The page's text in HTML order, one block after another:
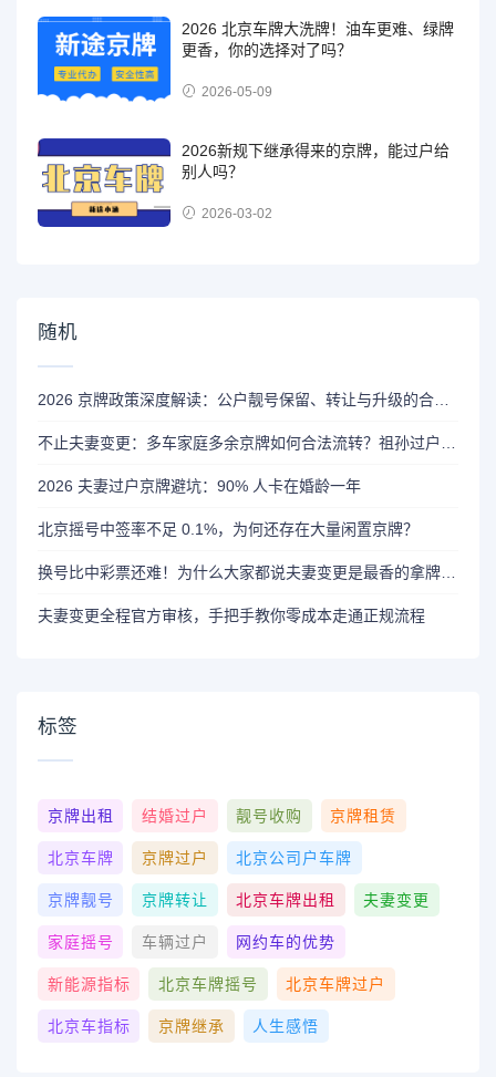
2026 北京车牌大洗牌！油车更难、绿牌
更香，你的选择对了吗？
2026-05-09
2026新规下继承得来的京牌，能过户给
别人吗？
2026-03-02
随机
2026 京牌政策深度解读：公户靓号保留、转让与升级的合规边界
不止夫妻变更：多车家庭多余京牌如何合法流转？祖孙过户与家庭积分攻略
2026 夫妻过户京牌避坑：90% 人卡在婚龄一年
北京摇号中签率不足 0.1%，为何还存在大量闲置京牌？
换号比中彩票还难！为什么大家都说夫妻变更是最香的拿牌方式？
夫妻变更全程官方审核，手把手教你零成本走通正规流程
标签
京牌出租 结婚过户 靓号收购 京牌租赁
北京车牌 京牌过户 北京公司户车牌
京牌靓号 京牌转让 北京车牌出租 夫妻变更
家庭摇号 车辆过户 网约车的优势
新能源指标 北京车牌摇号 北京车牌过户
北京车指标 京牌继承 人生感悟